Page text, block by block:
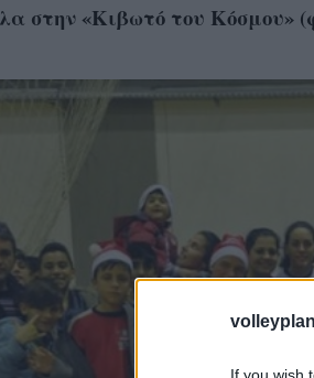
στην «Κιβωτό του Κόσμου»